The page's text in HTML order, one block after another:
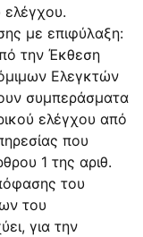
ελέγχου.
με επιφύλαξη:
την Έκθεση
Ελεγκτών
συμπεράσματα
ελέγχου από
που
1 της αριθ.
του
του
για την